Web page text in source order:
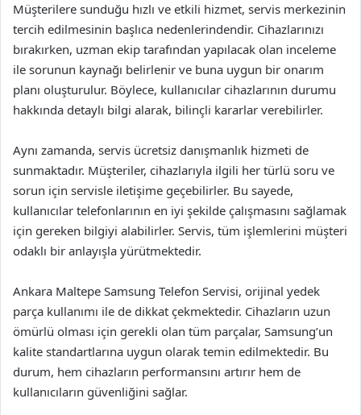
Müşterilere sunduğu hızlı ve etkili hizmet, servis merkezinin
tercih edilmesinin başlıca nedenlerindendir. Cihazlarınızı
bırakırken, uzman ekip tarafından yapılacak olan inceleme
ile sorunun kaynağı belirlenir ve buna uygun bir onarım
planı oluşturulur. Böylece, kullanıcılar cihazlarının durumu
hakkında detaylı bilgi alarak, bilinçli kararlar verebilirler.
Aynı zamanda, servis ücretsiz danışmanlık hizmeti de
sunmaktadır. Müşteriler, cihazlarıyla ilgili her türlü soru ve
sorun için servisle iletişime geçebilirler. Bu sayede,
kullanıcılar telefonlarının en iyi şekilde çalışmasını sağlamak
için gereken bilgiyi alabilirler. Servis, tüm işlemlerini müşteri
odaklı bir anlayışla yürütmektedir.
Ankara Maltepe Samsung Telefon Servisi, orijinal yedek
parça kullanımı ile de dikkat çekmektedir. Cihazların uzun
ömürlü olması için gerekli olan tüm parçalar, Samsung’un
kalite standartlarına uygun olarak temin edilmektedir. Bu
durum, hem cihazların performansını artırır hem de
kullanıcıların güvenliğini sağlar.